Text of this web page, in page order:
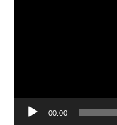
00:00